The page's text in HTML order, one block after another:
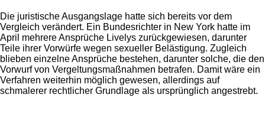
Die juristische Ausgangslage hatte sich bereits vor dem
Vergleich verändert. Ein Bundesrichter in New York hatte im
April mehrere Ansprüche Livelys zurückgewiesen, darunter
Teile ihrer Vorwürfe wegen sexueller Belästigung. Zugleich
blieben einzelne Ansprüche bestehen, darunter solche, die den
Vorwurf von Vergeltungsmaßnahmen betrafen. Damit wäre ein
Verfahren weiterhin möglich gewesen, allerdings auf
schmalerer rechtlicher Grundlage als ursprünglich angestrebt.